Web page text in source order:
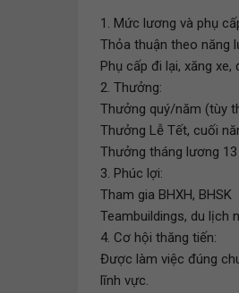
1. Mức lương và phụ
Thỏa thuận theo năng
Phụ cấp đi lại, xăng
2. Thưởng:
Thưởng quý/năm (tùy
Thưởng Lễ Tết, cuối
Thưởng tháng lương 13
3. Phúc lợi:
Tham gia BHXH, BHSK
Teambuildings, du lịch
4. Cơ hội thăng tiến:
Được làm việc đúng
lĩnh vực.